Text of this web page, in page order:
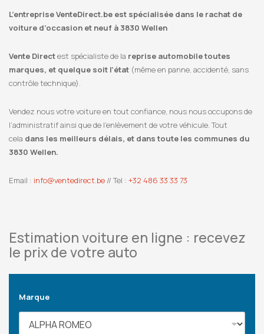
L’entreprise VenteDirect.be est spécialisée dans le rachat de
voiture d’occasion et neuf à 3830 Wellen
Vente Directest spécialiste de la reprise automobile toutes
marques, et quelque soit l’état (même en panne, accidenté, sans
contrôle technique).
Vendez nous votre voiture en tout confiance, nous nous occupons de
l’administratif ainsi que de l’enlèvement de votre véhicule. Tout
cela dans les meilleurs délais, et dans toute les communes du
3830 Wellen.
Email : info@ventedirect.be // Tel : +32 486 33 33 73
Estimation voiture en ligne : recevez
le prix de votre auto
Marque